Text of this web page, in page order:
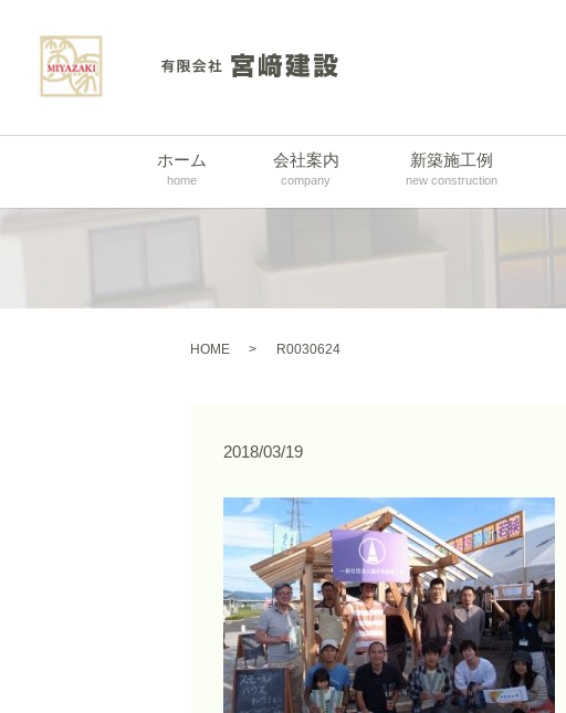
ホーム
home
会社案内
company
新築施工例
new construction
HOME R0030624
2018/03/19